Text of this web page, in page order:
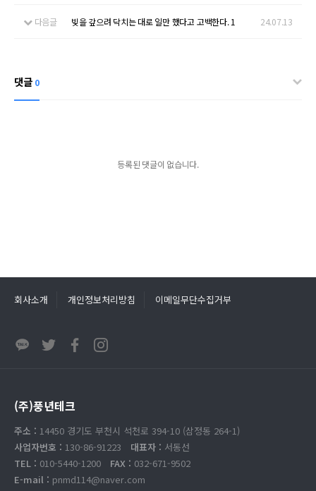
다음글 빚을 갚으려 닥치는 대로 일만 했다고 고백한다. 1 24.07.13
댓글 0
등록된 댓글이 없습니다.
회사소개 개인정보처리방침 이메일무단수집거부
(주)풍년테크
주소 : 14450 경기도 부천시 석천로 394-10 (삼정동 264-1)
사업자번호 : 130-86-91223 대표자 : 서동선
TEL : 010-5440-1200 FAX : 032-671-9502
E-mail : pnmd114@naver.com